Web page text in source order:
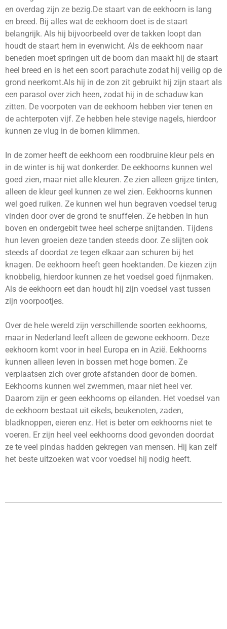
en overdag zijn ze bezig.De staart van de eekhoorn is lang
en breed. Bij alles wat de eekhoorn doet is de staart
belangrijk. Als hij bijvoorbeeld over de takken loopt dan
houdt de staart hem in evenwicht. Als de eekhoorn naar
beneden moet springen uit de boom dan maakt hij de staart
heel breed en is het een soort parachute zodat hij veilig op de
grond neerkomt.Als hij in de zon zit gebruikt hij zijn staart als
een parasol over zich heen, zodat hij in de schaduw kan
zitten. De voorpoten van de eekhoorn hebben vier tenen en
de achterpoten vijf. Ze hebben hele stevige nagels, hierdoor
kunnen ze vlug in de bomen klimmen.
In de zomer heeft de eekhoorn een roodbruine kleur pels en
in de winter is hij wat donkerder. De eekhoorns kunnen wel
goed zien, maar niet alle kleuren. Ze zien alleen grijze tinten,
alleen de kleur geel kunnen ze wel zien. Eekhoorns kunnen
wel goed ruiken. Ze kunnen wel hun begraven voedsel terug
vinden door over de grond te snuffelen. Ze hebben in hun
boven en ondergebit twee heel scherpe snijtanden. Tijdens
hun leven groeien deze tanden steeds door. Ze slijten ook
steeds af doordat ze tegen elkaar aan schuren bij het
knagen. De eekhoorn heeft geen hoektanden. De kiezen zijn
knobbelig, hierdoor kunnen ze het voedsel goed fijnmaken.
Als de eekhoorn eet dan houdt hij zijn voedsel vast tussen
zijn voorpootjes.
Over de hele wereld zijn verschillende soorten eekhoorns,
maar in Nederland leeft alleen de gewone eekhoorn. Deze
eekhoorn komt voor in heel Europa en in Azië. Eekhoorns
kunnen alleen leven in bossen met hoge bomen. Ze
verplaatsen zich over grote afstanden door de bomen.
Eekhoorns kunnen wel zwemmen, maar niet heel ver.
Daarom zijn er geen eekhoorns op eilanden. Het voedsel van
de eekhoorn bestaat uit eikels, beukenoten, zaden,
bladknoppen, eieren enz. Het is beter om eekhoorns niet te
voeren. Er zijn heel veel eekhoorns dood gevonden doordat
ze te veel pindas hadden gekregen van mensen. Hij kan zelf
het beste uitzoeken wat voor voedsel hij nodig heeft.